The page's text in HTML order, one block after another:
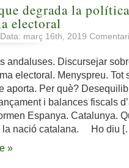
degrada la
electoral
Data: març 16th, 2019
andaluses. Discursejar
electoral. Menyspreu. Tot
aporta. Per què?
i balances fiscals
Espanya. Catalunya.
la nació catalana. Ho diu
»